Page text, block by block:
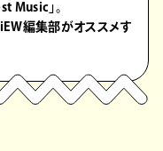
Music」。
編集部がオススメす